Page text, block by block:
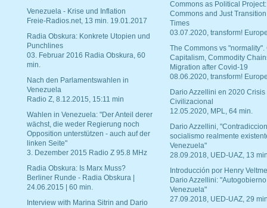
Venezuela - Krise und Inflation
Freie-Radios.net, 13 min. 19.01.2017
Radia Obskura: Konkrete Utopien und
Punchlines
03. Februar 2016 Radia Obskura, 60
min.
Nach den Parlamentswahlen in
Venezuela
Radio Z, 8.12.2015, 15:11 min
Wahlen in Venezuela: "Der Anteil derer
wächst, die weder Regierung noch
Opposition unterstützen - auch auf der
linken Seite"
3. Dezember 2015 Radio Z 95.8 MHz
Radia Obskura: Is Marx Muss?
Berliner Runde - Radia Obskura |
24.06.2015 | 60 min.
Interview with Marina Sitrin and Dario
Commons as Political Project:
Commons and Just
Times
03.07.2020, transform!
The Commons vs "normality".
Capitalism, Commodity
Migration after Covid-19
08.06.2020, transform!
Dario Azzellini en 2020 Crisis
Civilizacional
12.05.2020, MPL, 64 min.
Dario Azzellini,
socialismo realmente
Venezuela"
28.09.2018, UED-UAZ, 13
Introducción por Henry
Dario Azzellini:
Venezuela"
27.09.2018, UED-UAZ, 29